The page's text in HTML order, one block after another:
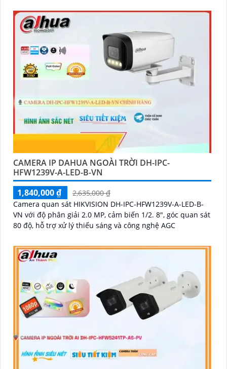
CAMERA IP DAHUA NGOÀI TRỜI DH-IPC-
HFW1239V-A-LED-B-VN
1,840,000 ₫
2,635,000 ₫
Camera quan sát HIKVISION DH-IPC-HFW1239V-A-LED-B-
VN với độ phân giải 2.0 MP, cảm biến 1/2. 8", góc quan sát
80 độ, hỗ trợ xử lý thiếu sáng và công nghệ AGC